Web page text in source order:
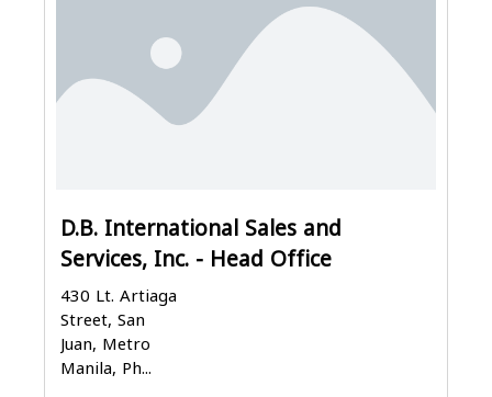
D.B. International Sales and
Services, Inc. - Head Office
430 Lt. Artiaga
Street, San
Juan, Metro
Manila, Ph...